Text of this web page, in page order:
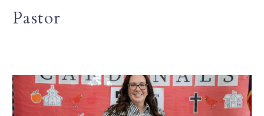
Pastor